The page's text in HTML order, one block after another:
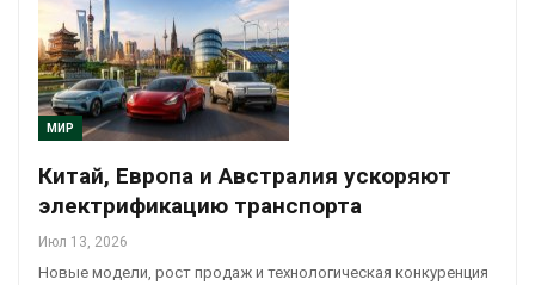
МИР
Китай, Европа и Австралия ускоряют
электрификацию транспорта
Июл 13, 2026
Новые модели, рост продаж и технологическая конкуренция